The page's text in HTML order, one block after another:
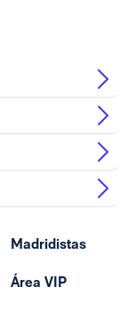
Madridistas
Área VIP